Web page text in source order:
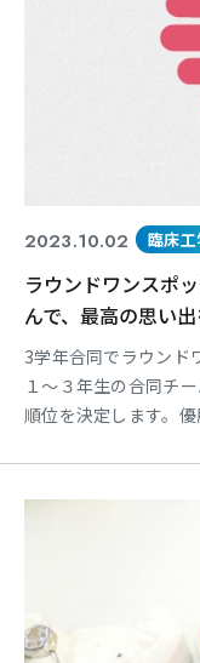
2023.10.02 臨床
ラウンドワンスポ
んで、最高の思い出
3学年合同でラウンド
１～３年生の合同チ
順位を決定します。
画にまとめました。
si=n_ffVuxBjQGaeIb5